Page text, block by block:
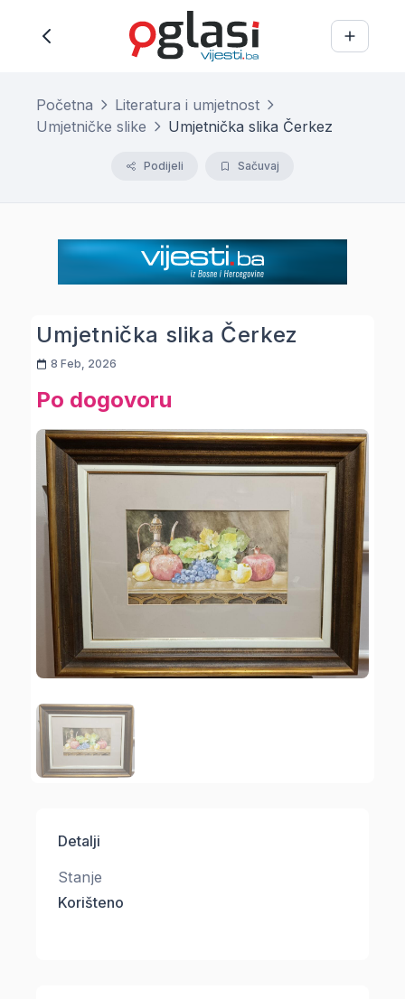
Početna
Literatura i umjetnost
Umjetničke slike
Umjetnička slika Čerkez
Podijeli Sačuvaj
Umjetnička slika Čerkez
8 Feb, 2026
Po dogovoru
Detalji
Stanje
Korišteno